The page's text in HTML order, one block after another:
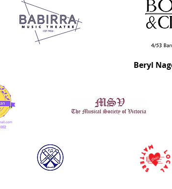
Beryl